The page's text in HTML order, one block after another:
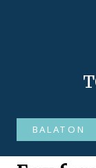
BALATON